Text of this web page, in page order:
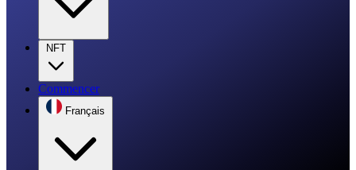
NFT
Commencer
Français